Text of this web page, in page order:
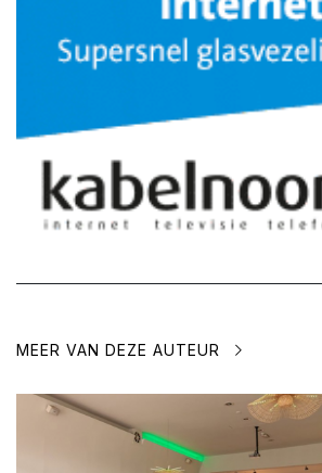
MEER VAN DEZE AUTEUR